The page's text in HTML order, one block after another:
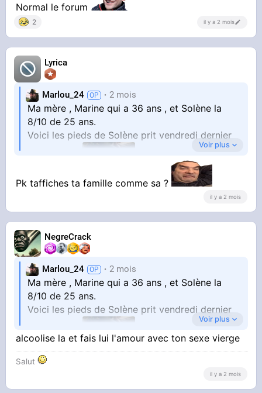
Normal le forum
2 il y a 2 mois
Lyrica
Marlou_24 2 mois
Ma mère , Marine qui a 36 ans , et Solène la
8/10 de 25 ans.
Voici les pieds de Solène prit vendredi dernier
Aujourd'hui elle est en basket car il fait frais ,
bref...
Voir plus
Pk taffiches ta famille comme sa ?
il y a 2 mois
NegreCrack
Marlou_24 2 mois
Ma mère , Marine qui a 36 ans , et Solène la
8/10 de 25 ans.
Voici les pieds de Solène prit vendredi dernier
Voir plus
alcoolise la et fais lui l'amour avec ton sexe vierge
Salut
il y a 2 mois